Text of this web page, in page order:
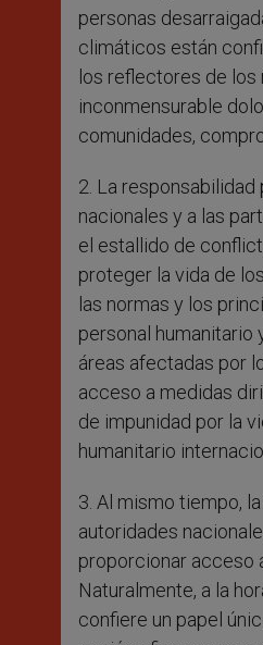
personas
climáticos están
los reflectores de
inconmensurable
comunidades,
2. La
nacionales y a las
el estallido de
proteger la vida de
las normas y los
personal humanitario
áreas afectadas por
acceso a medidas
de impunidad por la
humanitario
3. Al mismo tiempo,
autoridades
proporcionar acceso
Naturalmente, a la
confiere un papel